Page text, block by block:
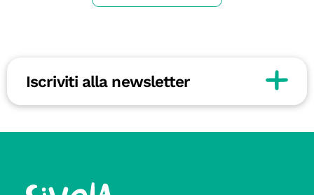
Iscriviti alla newsletter